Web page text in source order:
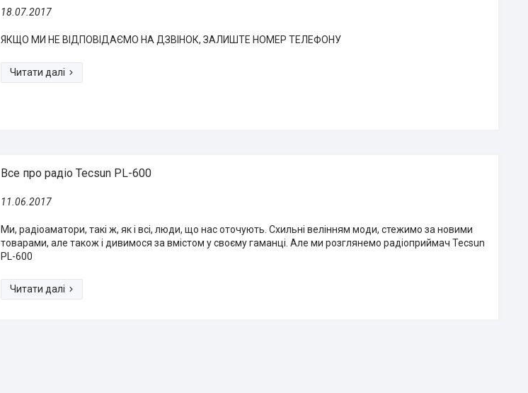
18.07.2017
ЯКЩО МИ НЕ ВІДПОВІДАЄМО НА ДЗВІНОК, ЗАЛИШТЕ НОМЕР ТЕЛЕФОНУ
Все про радіо Tecsun PL-600
11.06.2017
Ми, радіоаматори, такі ж, як і всі, люди, що нас оточують. Схильні велінням моди, стежимо за новими
товарами, але також і дивимося за вмістом у своєму гаманці. Але ми розглянемо радіоприймач Tecsun
PL-600